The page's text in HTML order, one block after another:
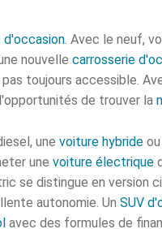
d'occasion. Avec le neuf,
nouvelle carrosserie
toujours accessible.
de trouver la
une voiture hybride
une voiture électrique
se distingue en
autonomie. Un SUV
avec des formules de